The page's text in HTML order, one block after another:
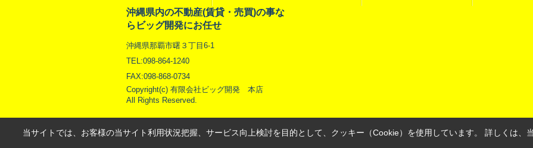
沖縄県内の不動産(賃貸・売買)の事な
らビッグ開発にお任せ
沖縄県那覇市曙３丁目6-1
TEL:098-864-1240
FAX:098-868-0734
Copyright(c) 有限会社ビッグ開発 本店
All Rights Reserved.
当サイトでは、お客様の当サイト利用状況把握、サービス向上検討を目的として、クッキー（Cookie）を使用しています。 詳しくは、